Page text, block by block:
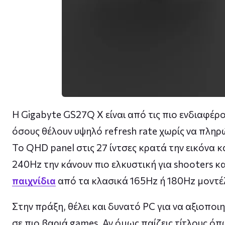
Η Gigabyte GS27Q X είναι από τις πιο
όσους θέλουν υψηλό refresh rate χωρίς να
Το QHD panel στις 27 ίντσες κρατά την εικόνα
240Hz την κάνουν πιο ελκυστική για shooters
παιχνίδια από τα κλασικά 165Hz ή 180Hz
Στην πράξη, θέλει και δυνατό PC για να